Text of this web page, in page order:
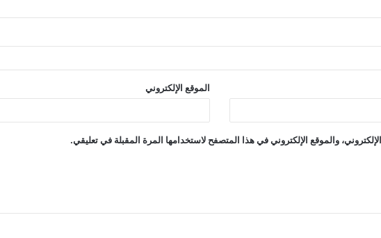
الموقع الإلكتروني
والموقع الإلكتروني في هذا المتصفح لاستخدامها المرة المقبلة في تعليقي.